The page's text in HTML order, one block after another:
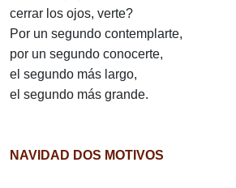
cerrar los ojos, verte?
Por un segundo contemplarte,
por un segundo conocerte,
el segundo más largo,
el segundo más grande.
NAVIDAD DOS MOTIVOS